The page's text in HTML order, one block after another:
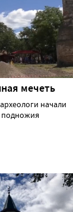
мечеть
начали
подножия